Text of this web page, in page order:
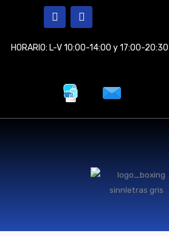
F
a
e
b
I
n
t
a
HORARIO: L-V 10:00-14:00 y 17:00-